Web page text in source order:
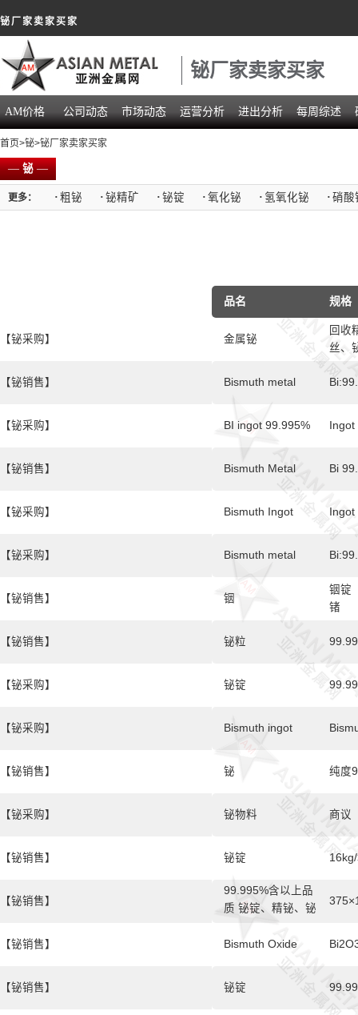
铋厂家卖家买家
铋厂家卖家买家
AM价格 公司动态 市场动态 运营分析 进出分析 每周综述
首页>铋>铋厂家卖家买家
—铋—
更多： · 粗铋 · 铋精矿 · 铋锭 · 氧化铋 · 氢氧化铋 · 硝酸
【铋采购】
【铋销售】
【铋采购】
【铋销售】
【铋采购】
【铋采购】
【铋销售】
【铋销售】
【铋采购】
【铋采购】
【铋销售】
【铋采购】
【铋销售】
【铋销售】
【铋销售】
【铋销售】
品名 规格
金属铋
回收
丝、
Bismuth metal
BI ingot 99.995%
Bismuth Metal Bi
Bismuth Ingot Ingot
Bismuth metal
铟
铟锭
锗
铋粒
铋锭
Bismuth ingot
铋 纯度
铋物料 商议
铋锭
99.995%含以上品
质 铋锭、精铋、铋
板、铋块
Bismuth Oxide
铋锭